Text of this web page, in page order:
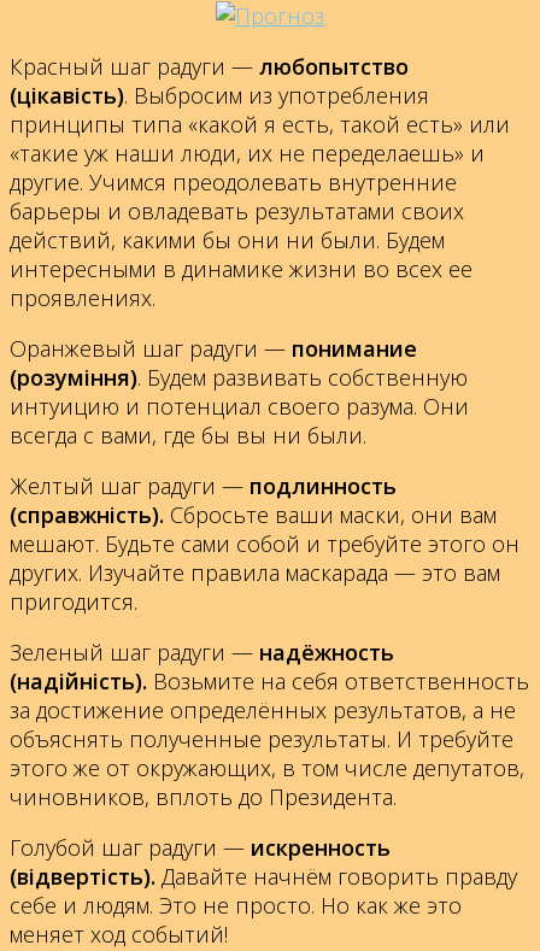
Красный шаг радуги — любопытство
(цікавість). Выбросим из употребления
принципы типа «какой я есть, такой есть» или
«такие уж наши люди, их не переделаешь» и
другие. Учимся преодолевать внутренние
барьеры и овладевать результатами своих
действий, какими бы они ни были. Будем
интересными в динамике жизни во всех ее
проявлениях.
Оранжевый шаг радуги — понимание
(розуміння). Будем развивать собственную
интуицию и потенциал своего разума. Они
всегда с вами, где бы вы ни были.
Желтый шаг радуги — подлинность
(справжність). Сбросьте ваши маски, они вам
мешают. Будьте сами собой и требуйте этого он
других. Изучайте правила маскарада — это вам
пригодится.
Зеленый шаг радуги — надёжность
(надійність). Возьмите на себя ответственность
за достижение определённых результатов, а не
объяснять полученные результаты. И требуйте
этого же от окружающих, в том числе депутатов,
чиновников, вплоть до Президента.
Голубой шаг радуги — искренность
(відвертість). Давайте начнём говорить правду
себе и людям. Это не просто. Но как же это
меняет ход событий!